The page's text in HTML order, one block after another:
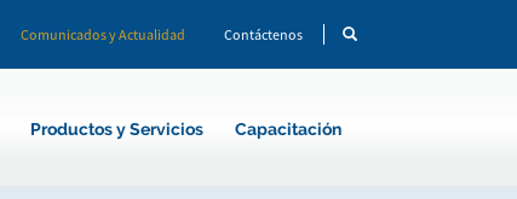
Comunicados y Actualidad Contáctenos
Productos y Servicios Capacitación